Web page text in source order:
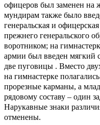
офицеров был заменен на
мундирам также было
генеральская и
прежнего генеральского
воротником; на
армии был введен мягкий
две пуговицы . Вместо
на гимнастерке
прорезные карманы, а
рядовому составу – один
Нарукавные знаки
отменены.